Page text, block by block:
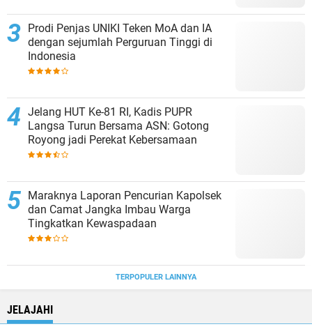
Prodi Penjas UNIKI Teken MoA dan IA
dengan sejumlah Perguruan Tinggi di
Indonesia
Jelang HUT Ke-81 RI, Kadis PUPR
Langsa Turun Bersama ASN: Gotong
Royong jadi Perekat Kebersamaan
Maraknya Laporan Pencurian Kapolsek
dan Camat Jangka Imbau Warga
Tingkatkan Kewaspadaan
TERPOPULER LAINNYA
JELAJAHI